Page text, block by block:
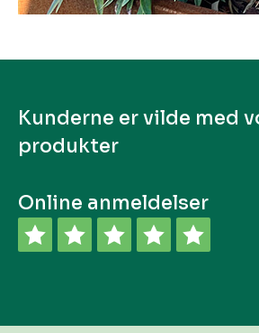
Kunderne er vilde med
produkter
Online anmeldelser